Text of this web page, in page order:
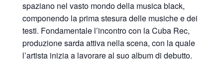
spaziano nel vasto mondo della musica black,
componendo la prima stesura delle musiche e dei
testi. Fondamentale l’incontro con la Cuba Rec,
produzione sarda attiva nella scena, con la quale
l’artista inizia a lavorare al suo album di debutto.